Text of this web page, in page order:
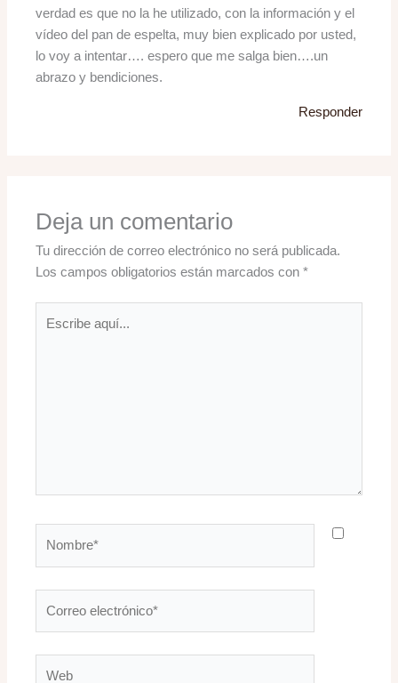
verdad es que no la he utilizado, con la información y el
vídeo del pan de espelta, muy bien explicado por usted,
lo voy a intentar…. espero que me salga bien….un
abrazo y bendiciones.
Responder
Deja un comentario
Tu dirección de correo electrónico no será publicada.
Los campos obligatorios están marcados con*
aquí...
electrónico*